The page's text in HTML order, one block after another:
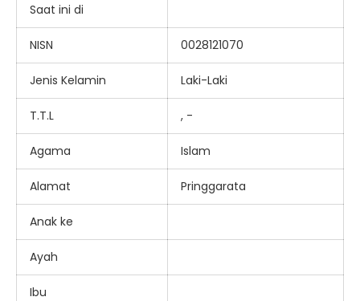
Saat ini di
NISN 0028121070
Jenis Kelamin Laki-Laki
T.T.L , -
Agama Islam
Alamat Pringgarata
Anak ke
Ayah
Ibu